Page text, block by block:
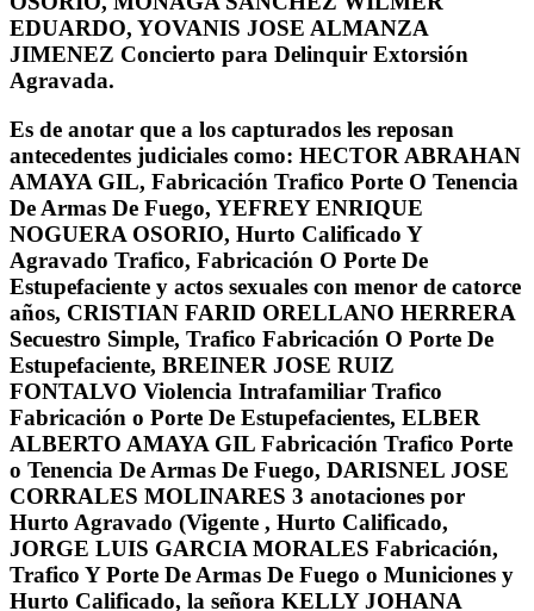
EDUARDO, YOVANIS JOSE ALMANZA
JIMENEZ Concierto para Delinquir Extorsión
Agravada.
Es de anotar que a los capturados les reposan
antecedentes judiciales como: HECTOR ABRAHAN
AMAYA GIL, Fabricación Trafico Porte O Tenencia
De Armas De Fuego, YEFREY ENRIQUE
NOGUERA OSORIO, Hurto Calificado Y
Agravado Trafico, Fabricación O Porte De
Estupefaciente y actos sexuales con menor de catorce
años, CRISTIAN FARID ORELLANO HERRERA
Secuestro Simple, Trafico Fabricación O Porte De
Estupefaciente, BREINER JOSE RUIZ
FONTALVO Violencia Intrafamiliar Trafico
Fabricación o Porte De Estupefacientes, ELBER
ALBERTO AMAYA GIL Fabricación Trafico Porte
o Tenencia De Armas De Fuego, DARISNEL JOSE
CORRALES MOLINARES 3 anotaciones por
Hurto Agravado (Vigente , Hurto Calificado,
JORGE LUIS GARCIA MORALES Fabricación,
Trafico Y Porte De Armas De Fuego o Municiones y
Hurto Calificado, la señora KELLY JOHANA